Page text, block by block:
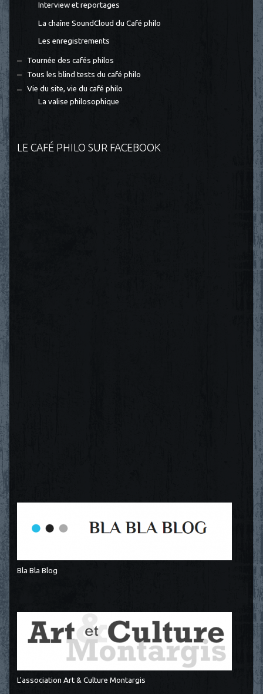
Interview et reportages
La chaîne SoundCloud du Café philo
Les enregistrements
Tournée des cafés philos
Tous les blind tests du café philo
Vie du site, vie du café philo
La valise philosophique
LE CAFÉ PHILO SUR FACEBOOK
Bla Bla Blog
L'association Art & Culture Montargis